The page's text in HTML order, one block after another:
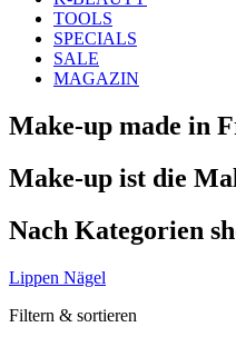
TOOLS
SPECIALS
SALE
MAGAZIN
Make-up made in
Make-up ist die
Nach Kategorien
Lippen Nägel
Filtern & sortieren